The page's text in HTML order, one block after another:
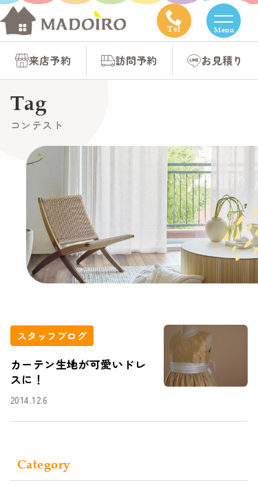
コ
ン
ツ
Tel Menu
来店予約 訪問予約 お見積り
Tag
コンテスト
スタッフブログ
カーテン生地が可愛いドレ
スに！
2014.12.6
Category